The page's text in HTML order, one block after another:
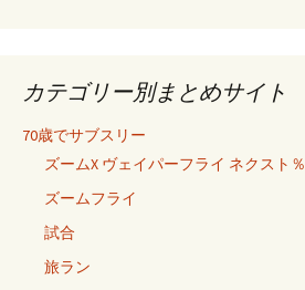
カテゴリー別まとめサイト
70歳でサブスリー
ズームX ヴェイパーフライ ネクスト％
ズームフライ
試合
旅ラン